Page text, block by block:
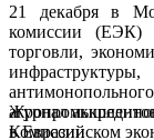
Журнал
Комиссии
21 декабря в
комиссии (ЕЭК)
торговли,
в Евразийском